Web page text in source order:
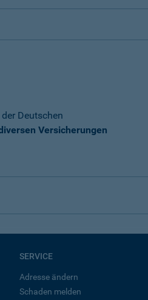
Deutschen
Versicherungen
SERVICE
Adresse ändern
Schaden melden